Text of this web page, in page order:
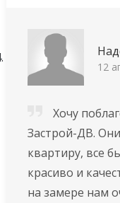
12
Хочу
Застрой-ДВ.
квартиру, все
красиво и
на замере нам